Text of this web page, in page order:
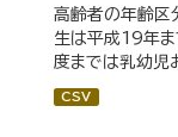
高齢者の年齢区
生は平成19年ま
度までは乳幼児
CSV